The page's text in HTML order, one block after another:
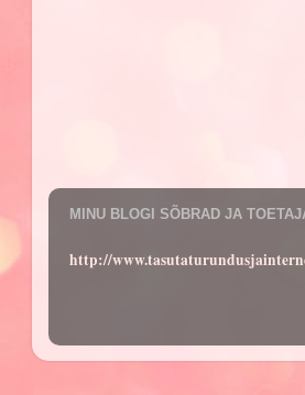
MINU BLOGI SÕBRAD JA
http://